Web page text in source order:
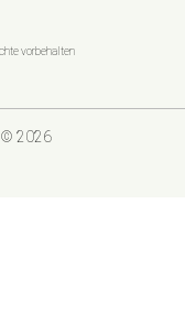
vorbehalten
© 2026